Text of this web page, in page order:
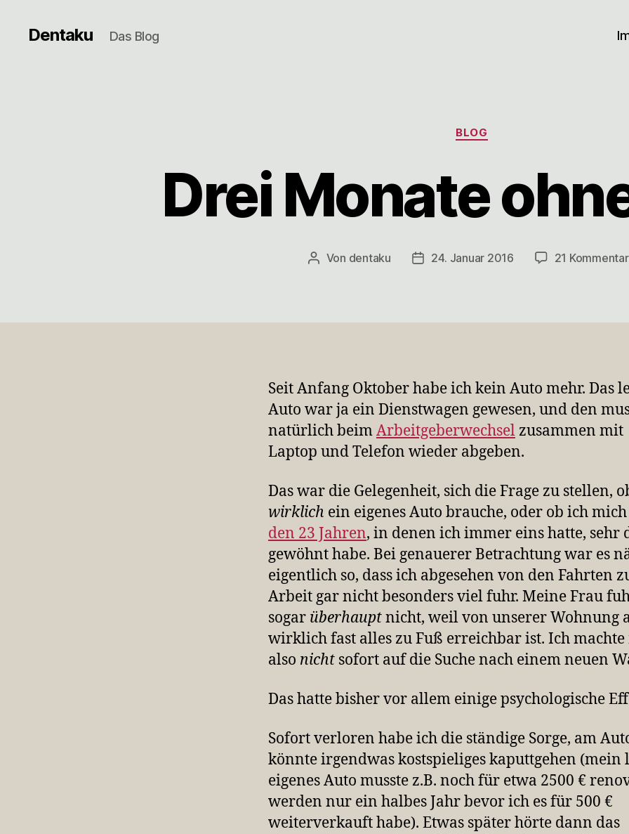
Dentaku Das Blog
Kategorien
BLOG
Drei Monate
Beitragsautor
Von dentaku Veröffentlichungsdatum
24. Januar 2016 21
Seit Anfang Oktober habe ich kein Auto mehr. Das
Auto war ja ein Dienstwagen gewesen, und den
natürlich beimArbeitgeberwechselzusammen mit
Laptop und Telefon wieder abgeben.
Das war die Gelegenheit, sich die Frage zu stellen,
wirklich ein eigenes Auto brauche, oder ob ich
den 23 Jahren, in denen ich immer eins hatte, sehr
gewöhnt habe. Bei genauerer Betrachtung war es
eigentlich so, dass ich abgesehen von den Fahrten
Arbeit gar nicht besonders viel fuhr. Meine Frau
sogar überhauptnicht, weil von unserer Wohnung
wirklich fast alles zu Fuß erreichbar ist. Ich
also nicht sofort auf die Suche nach einem neuen
Das hatte bisher vor allem einige psychologische
Sofort verloren habe ich die ständige Sorge, am
könnte irgendwas kostspieliges kaputtgehen (mein
eigenes Auto musste z.B. noch für etwa 2500 €
werden nur ein halbes Jahr bevor ich es für 500 €
weiterverkauft habe). Etwas später hörte dann das